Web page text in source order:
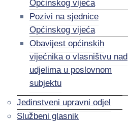
Općinskog vijeća
Pozivi na sjednice
Općinskog vijeća
Obavijest općinskih
vijećnika o vlasništvu nad
udjelima u poslovnom
subjektu
Jedinstveni upravni odjel
Službeni glasnik